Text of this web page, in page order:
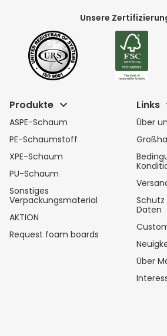
Produkte
ASPE-Schaum
PE-Schaumstoff
XPE-Schaum
PU-Schaum
Sonstiges
Verpackungsmaterial
AKTION
Request foam boards
Links
Über
Daten
Über
Unsere